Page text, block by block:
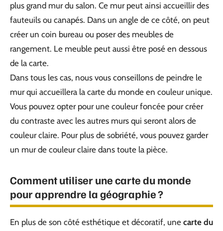
plus grand mur du salon. Ce mur peut ainsi accueillir des
fauteuils ou canapés. Dans un angle de ce côté, on peut
créer un coin bureau ou poser des meubles de
rangement. Le meuble peut aussi être posé en dessous
de la carte.
Dans tous les cas, nous vous conseillons de peindre le
mur qui accueillera la carte du monde en couleur unique.
Vous pouvez opter pour une couleur foncée pour créer
du contraste avec les autres murs qui seront alors de
couleur claire. Pour plus de sobriété, vous pouvez garder
un mur de couleur claire dans toute la pièce.
Comment utiliser une carte du monde
pour apprendre la géographie ?
En plus de son côté esthétique et décoratif, une carte du